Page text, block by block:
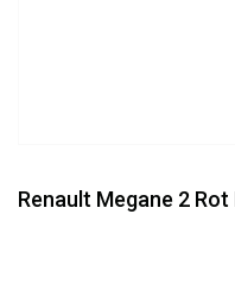
Renault Megane 2 Rot